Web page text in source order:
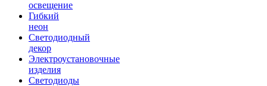
освещение
Гибкий
неон
Светодиодный
декор
Электроустановочные
изделия
Светодиоды